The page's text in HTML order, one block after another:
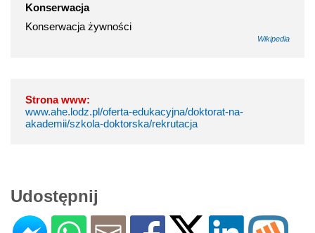
Konserwacja
Konserwacja żywności
Wikipedia
Strona www:
www.ahe.lodz.pl/oferta-edukacyjna/doktorat-na-
akademii/szkola-doktorska/rekrutacja
Udostępnij